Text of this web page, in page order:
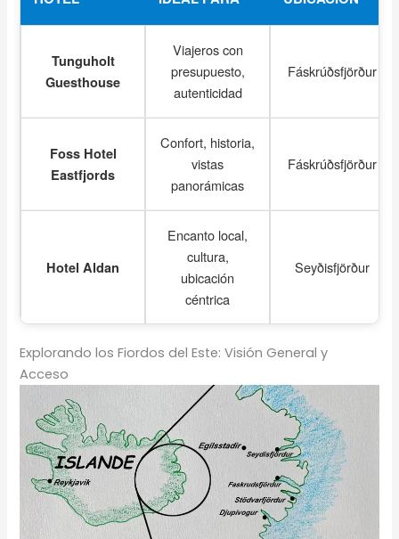
Tunguholt
Guesthouse
Viajeros con
presupuesto,
autenticidad
Fáskrúðsfjörður
Foss Hotel
Eastfjords
Confort, historia,
vistas
panorámicas
Fáskrúðsfjörður
Hotel Aldan
Encanto local,
cultura,
ubicación
céntrica
Seyðisfjörður
Explorando los Fiordos del Este: Visión General y
Acceso